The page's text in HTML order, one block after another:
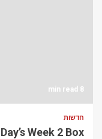
8 min read
חדשות
Week 2 Box